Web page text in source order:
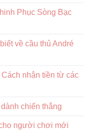
Phục Sòng Bạc
về cầu thủ André
nhận tiền từ các
chiến thắng
người chơi mới